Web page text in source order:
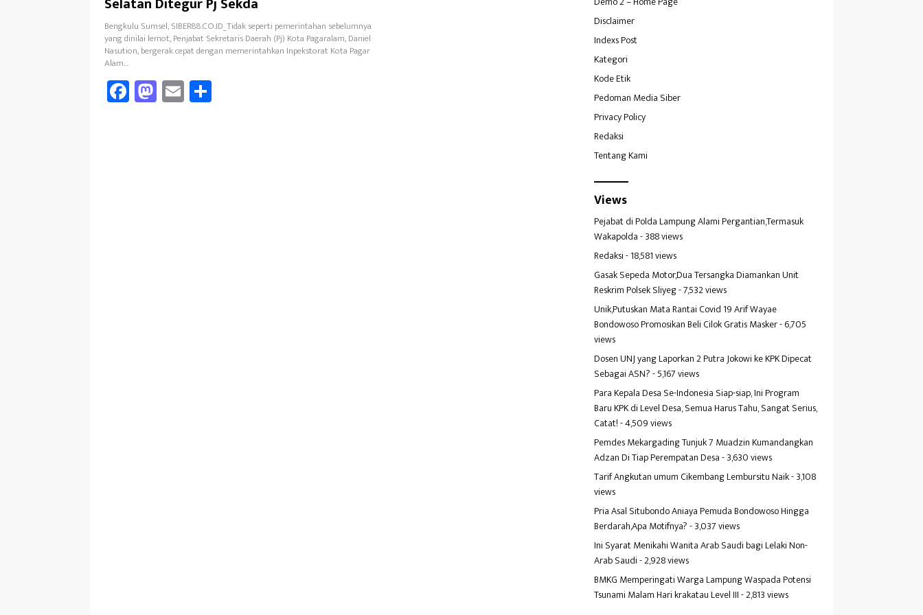
Bengkulu Sumsel, SIBER88.CO.ID_Tidak seperti pemerintahan sebelumnya
yang dinilai lemot, Penjabat Sekretaris Daerah (Pj) Kota Pagaralam, Daniel
Nasution, bergerak cepat dengan memerintahkan Inpekstorat Kota Pagar
Alam…
Fa
ce
M
as
E
m
Disclaimer
Indexs Post
Kategori
Kode Etik
Pedoman Media Siber
Privacy Policy
Redaksi
Tentang Kami
Views
Pejabat di Polda Lampung Alami Pergantian,Termasuk
Wakapolda- 388 views
Redaksi- 18,581 views
Gasak Sepeda Motor,Dua Tersangka Diamankan Unit
Reskrim Polsek Sliyeg- 7,532 views
Unik,Putuskan Mata Rantai Covid 19 Arif Wayae
Bondowoso Promosikan Beli Cilok Gratis Masker- 6,705
views
Dosen UNJ yang Laporkan 2 Putra Jokowi ke KPK Dipecat
Sebagai ASN?- 5,167 views
Para Kepala Desa Se-Indonesia Siap-siap, Ini Program
Baru KPK di Level Desa, Semua Harus Tahu, Sangat Serius,
Catat!- 4,509 views
Pemdes Mekargading Tunjuk 7 Muadzin Kumandangkan
Adzan Di Tiap Perempatan Desa- 3,630 views
Tarif Angkutan umum Cikembang Lembursitu Naik- 3,108
views
Pria Asal Situbondo Aniaya Pemuda Bondowoso Hingga
Berdarah,Apa Motifnya?- 3,037 views
Ini Syarat Menikahi Wanita Arab Saudi bagi Lelaki Non-
Arab Saudi- 2,928 views
BMKG Memperingati Warga Lampung Waspada Potensi
Tsunami Malam Hari krakatau Level III- 2,813 views